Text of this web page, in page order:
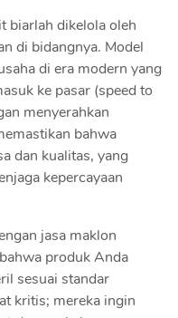
biarlah dikelola oleh
di bidangnya. Model
di era modern yang
ke pasar (speed to
menyerahkan
bahwa
dan kualitas, yang
kepercayaan
jasa maklon
produk Anda
sesuai standar
kritis; mereka ingin